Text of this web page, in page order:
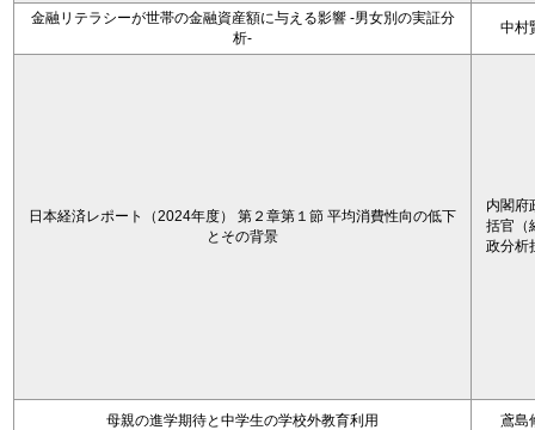
金融リテラシーが世帯の金融資産額に与える影響 -男女別の実証分
析-
中村
日本経済レポート（2024年度） 第２章第１節 平均消費性向の低下
とその背景
内閣府
括官（
政分析
母親の進学期待と中学生の学校外教育利用 鳶島